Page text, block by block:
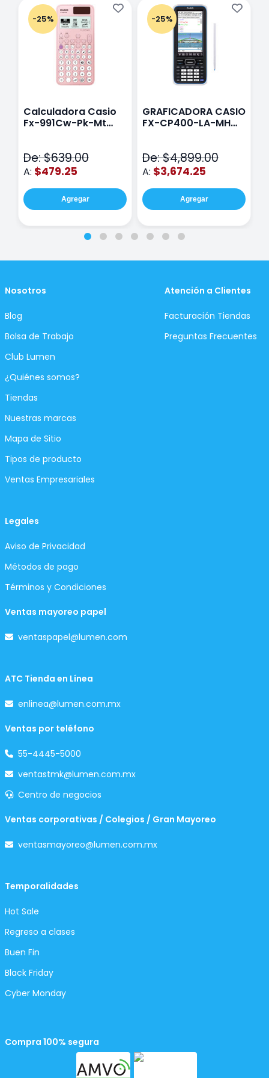
-25%
Calculadora Casio
Fx-991Cw-Pk-Mt
De: $639.00
A: $479.25
Agregar
-25%
GRAFICADORA CASIO
FX-CP400-LA-MH
De: $4,899.00
A: $3,674.25
Agregar
Nosotros
Blog
Bolsa de Trabajo
Club Lumen
¿Quiénes somos?
Tiendas
Nuestras marcas
Mapa de Sitio
Tipos de producto
Ventas Empresariales
Atención a Clientes
Facturación Tiendas
Preguntas Frecuentes
Legales
Aviso de Privacidad
Métodos de pago
Términos y Condiciones
Ventas mayoreo papel
ventaspapel@lumen.com
ATC Tienda en Línea
enlinea@lumen.com.mx
Ventas por teléfono
55-4445-5000
ventastmk@lumen.com.mx
Centro de negocios
Ventas corporativas / Colegios / Gran Mayoreo
ventasmayoreo@lumen.com.mx
Temporalidades
Hot Sale
Regreso a clases
Buen Fin
Black Friday
Cyber Monday
Compra 100% segura